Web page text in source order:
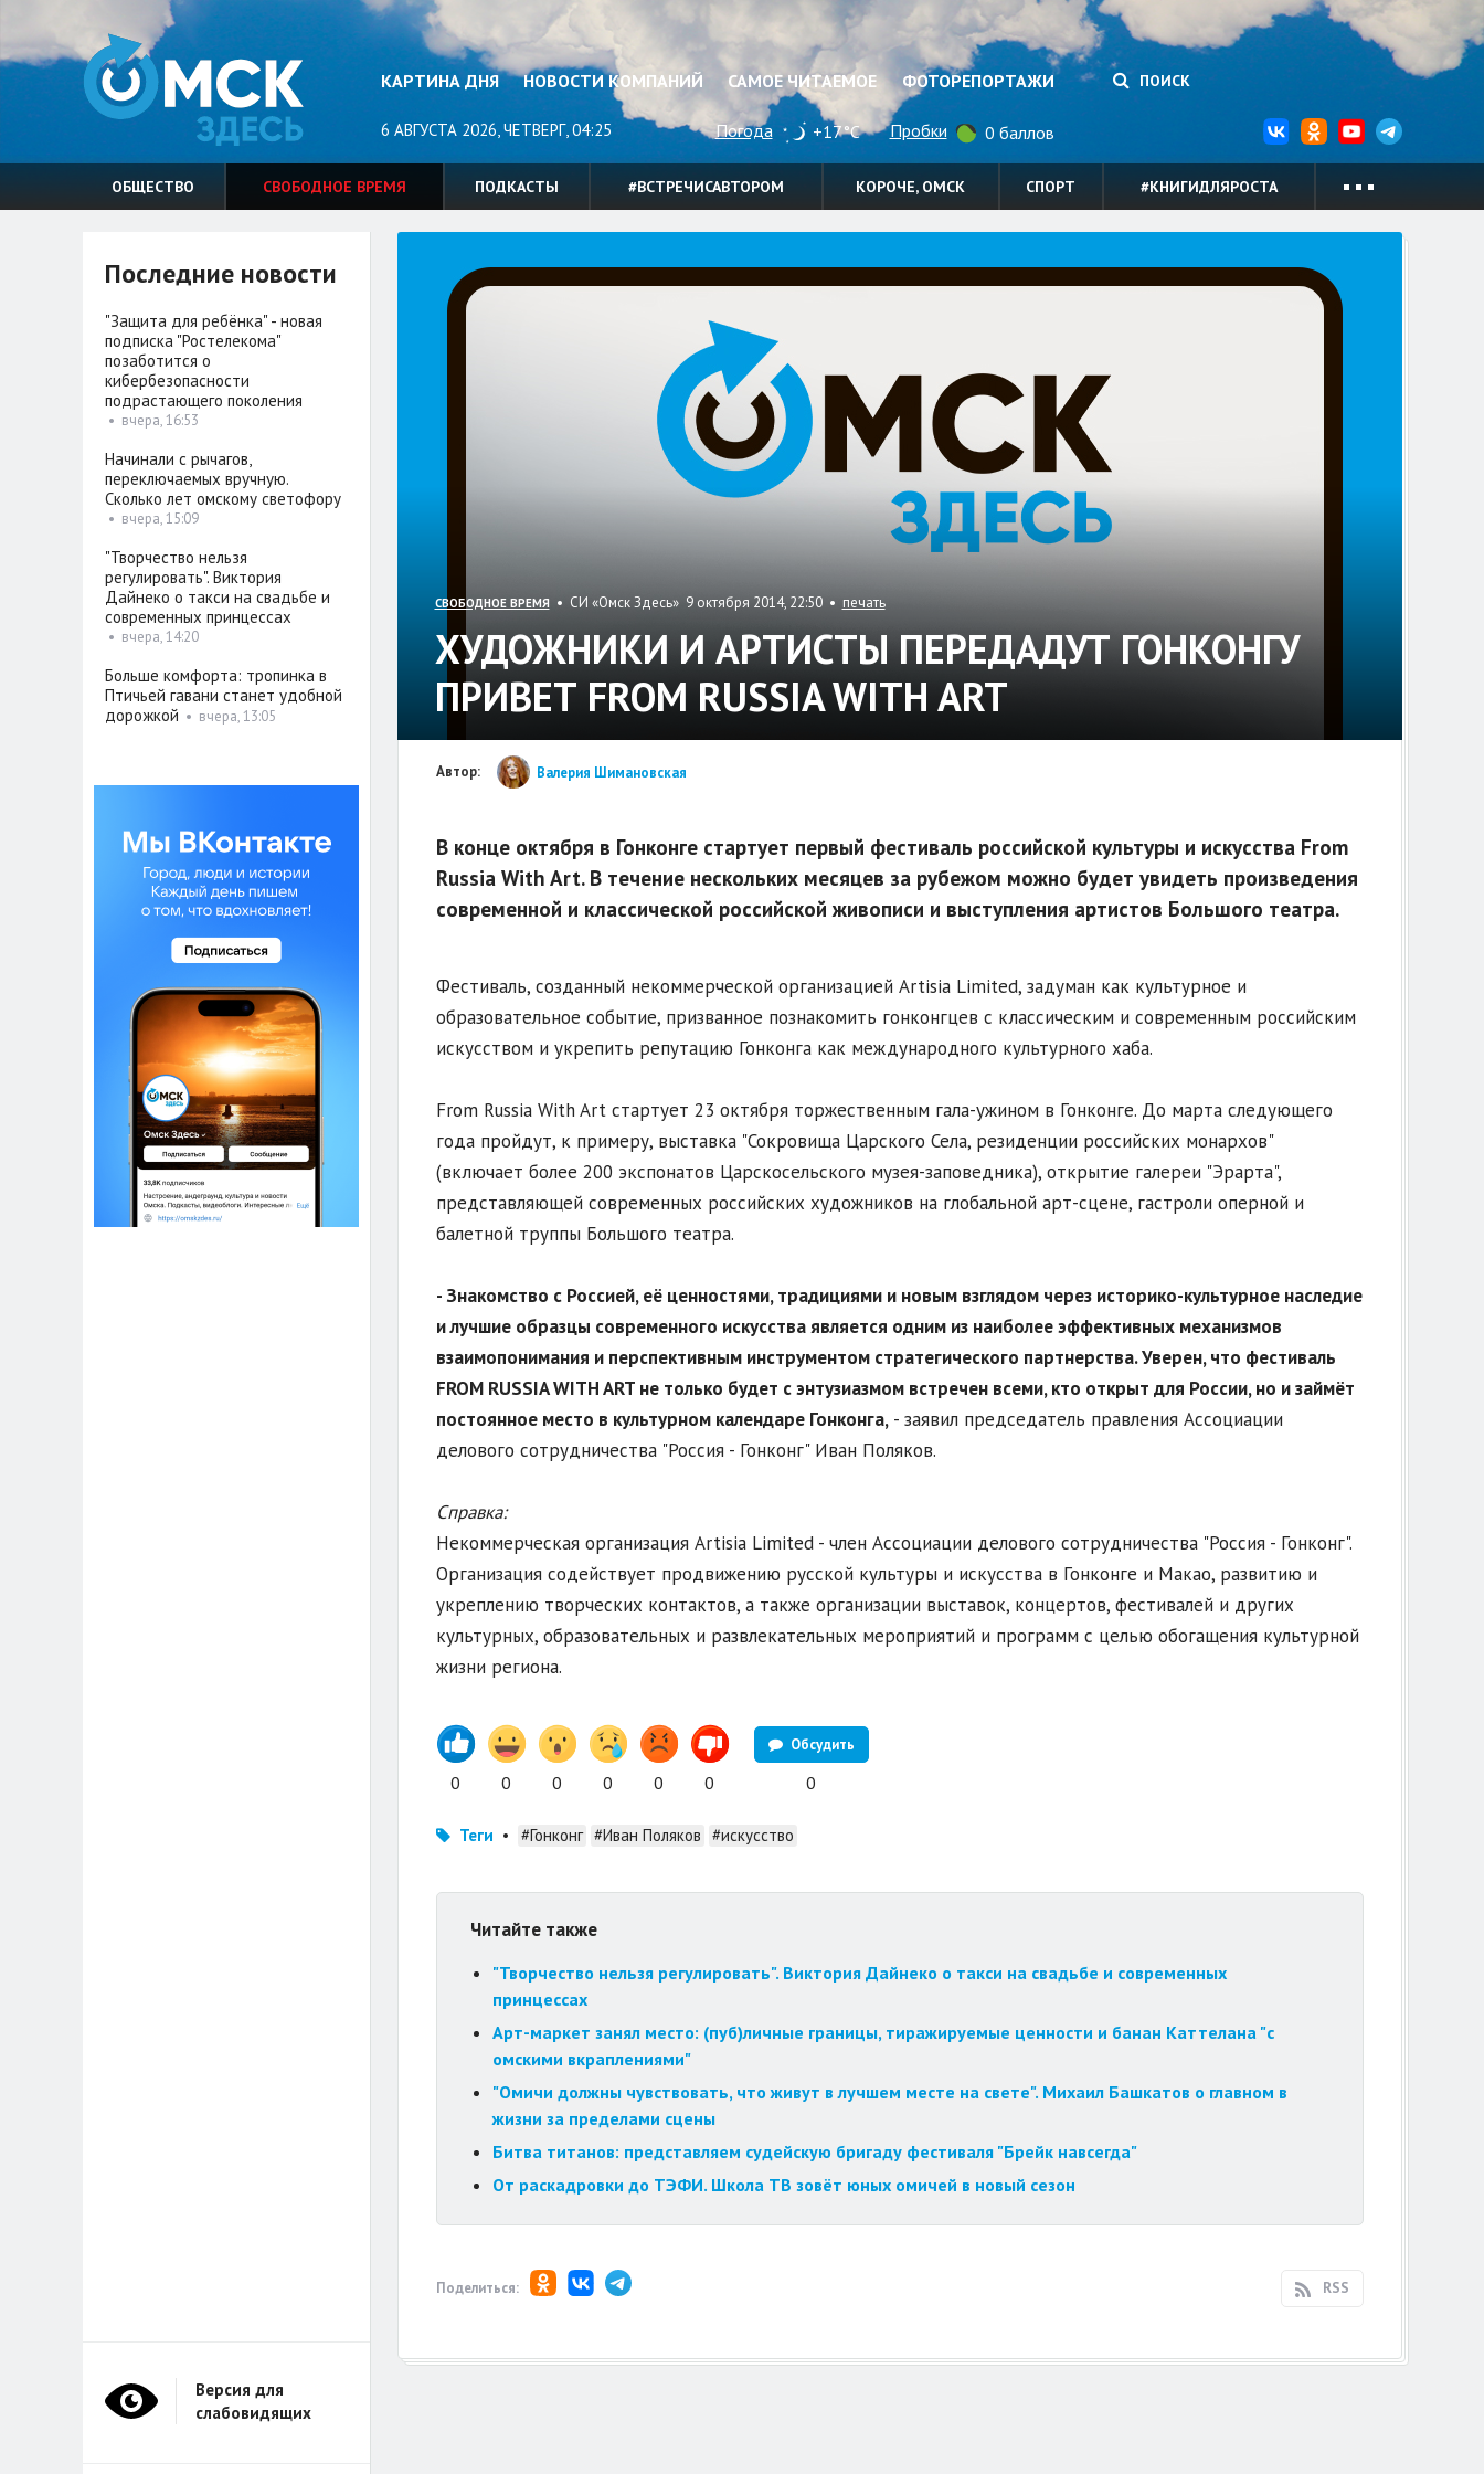
КАРТИНА ДНЯ НОВОСТИ КОМПАНИЙ САМОЕ ЧИТАЕМОЕ ФОТОРЕПОРТАЖИ ПОИСК
6 АВГУСТА 2026, ЧЕТВЕРГ, 04:25 Погода +17°C Пробки 0 баллов
ОБЩЕСТВО СВОБОДНОЕ ВРЕМЯ ПОДКАСТЫ #ВСТРЕЧИСАВТОРОМ КОРОЧЕ, ОМСК СПОРТ #КНИГИДЛЯРОСТА
СВОБОДНОЕ ВРЕМЯ • СИ «Омск Здесь» 9 октября 2014, 22:50 • печать
ХУДОЖНИКИ И АРТИСТЫ ПЕРЕДАДУТ ГОНКОНГУ
ПРИВЕТ FROM RUSSIA WITH ART
Автор: Валерия Шимановская
В конце октября в Гонконге стартует первый фестиваль российской культуры и искусства From
Russia With Art. В течение нескольких месяцев за рубежом можно будет увидеть произведения
современной и классической российской живописи и выступления артистов Большого театра.
Фестиваль, созданный некоммерческой организацией Artisia Limited, задуман как культурное и
образовательное событие, призванное познакомить гонконгцев с классическим и современным российским
искусством и укрепить репутацию Гонконга как международного культурного хаба.
From Russia With Art стартует 23 октября торжественным гала-ужином в Гонконге. До марта следующего
года пройдут, к примеру, выставка "Сокровища Царского Села, резиденции российских монархов"
(включает более 200 экспонатов Царскосельского музея-заповедника), открытие галереи "Эрарта",
представляющей современных российских художников на глобальной арт-сцене, гастроли оперной и
балетной труппы Большого театра.
- Знакомство с Россией, её ценностями, традициями и новым взглядом через историко-культурное наследие
и лучшие образцы современного искусства является одним из наиболее эффективных механизмов
взаимопонимания и перспективным инструментом стратегического партнерства. Уверен, что фестиваль
FROM RUSSIA WITH ART не только будет с энтузиазмом встречен всеми, кто открыт для России, но и займёт
постоянное место в культурном календаре Гонконга,- заявил председатель правления Ассоциации
делового сотрудничества "Россия - Гонконг" Иван Поляков.
Справка:
Некоммерческая организация Artisia Limited - член Ассоциации делового сотрудничества "Россия - Гонконг".
Организация содействует продвижению русской культуры и искусства в Гонконге и Макао, развитию и
укреплению творческих контактов, а также организации выставок, концертов, фестивалей и других
культурных, образовательных и развлекательных мероприятий и программ с целью обогащения культурной
жизни региона.
0 0 0 0 0 0
Обсудить
0
Теги • #Гонконг #Иван Поляков #искусство
Читайте также
"Творчество нельзя регулировать". Виктория Дайнеко о такси на свадьбе и современных
принцессах
Арт-маркет занял место: (пуб)личные границы, тиражируемые ценности и банан Каттелана "с
омскими вкраплениями"
"Омичи должны чувствовать, что живут в лучшем месте на свете". Михаил Башкатов о главном в
жизни за пределами сцены
Битва титанов: представляем судейскую бригаду фестиваля "Брейк навсегда"
От раскадровки до ТЭФИ. Школа ТВ зовёт юных омичей в новый сезон
Поделиться: RSS
Последние новости
"Защита для ребёнка" - новая
подписка "Ростелекома"
позаботится о
кибербезопасности
подрастающего поколения
• вчера, 16:53
Начинали с рычагов,
переключаемых вручную.
Сколько лет омскому светофору
• вчера, 15:09
"Творчество нельзя
регулировать". Виктория
Дайнеко о такси на свадьбе и
современных принцессах
• вчера, 14:20
Больше комфорта: тропинка в
Птичьей гавани станет удобной
дорожкой • вчера, 13:05
Версия для
слабовидящих